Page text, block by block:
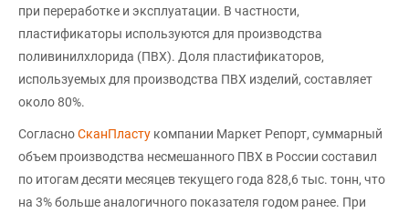
при переработке и эксплуатации. В частности,
пластификаторы используются для производства
поливинилхлорида (ПВХ). Доля пластификаторов,
используемых для производства ПВХ изделий, составляет
около 80%.
СогласноСканПласту компании Маркет Репорт, суммарный
объем производства несмешанного ПВХ в России составил
по итогам десяти месяцев текущего года 828,6 тыс. тонн, что
на 3% больше аналогичного показателя годом ранее. При